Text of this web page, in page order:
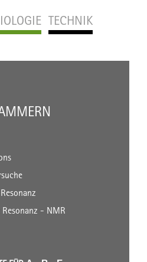
TECHNIK
- NMR